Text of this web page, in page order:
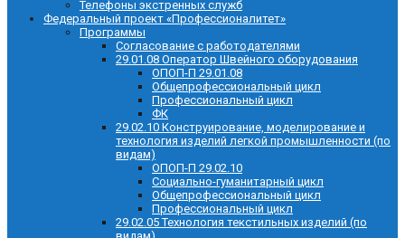
Телефоны экстренных служб
Федеральный проект «Профессионалитет»
Программы
Согласование с работодателями
29.01.08 Оператор Швейного оборудования
ОПОП-П 29.01.08
Общепрофессиональный цикл
Профессиональный цикл
ФК
29.02.10 Конструирование, моделирование и
технология изделий легкой промышленности (по
видам)
ОПОП-П 29.02.10
Социально-гуманитарный цикл
Общепрофессиональный цикл
Профессиональный цикл
29.02.05 Технология текстильных изделий (по